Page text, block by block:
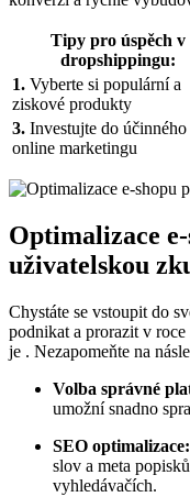
Tipy pro úspěch v
dropshippingu:
1. Vyberte si populární a
ziskové produkty
3. Investujte do účinného
online marketingu
Optimalizace
uživatelskou
Chystáte se vstoupit do
podnikat a prorazit v
je . Nezapomeňte na
Volba správné
umožní snadno
SEO optimalizace:
slov a meta
vyhledávačích.